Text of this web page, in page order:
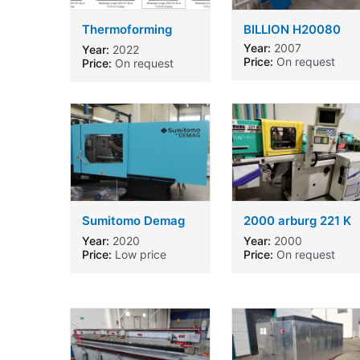
Thermoforming
machines RIUNITO
CRT Machine type
Year: 2022
Price: On request
BILLION H20080
Year: 2007
Price: On request
Sumitomo Demag
injection molding
Year: 2020
Price: Low price
2000 arburg 221 K
350-100 injection
molding machine.
arburg 221 K 350-
Year: 2000
Price: On request